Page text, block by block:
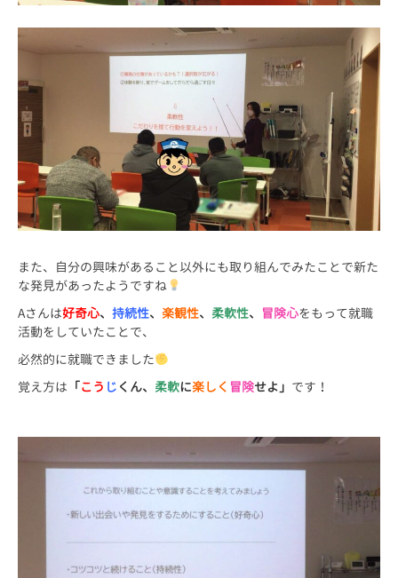
また、自分の興味があること以外にも取り組んでみたことで新た
な発見があったようですね
Aさんは好奇心、 持続性、 楽観性、 柔軟性、 冒険心をもって就職
活動をしていたことで、
必然的に就職できました
覚え方は 「こう じ くん、 柔軟に楽しく 冒険せよ」 です！